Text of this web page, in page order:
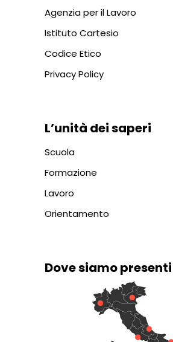
Agenzia per il Lavoro
Istituto Cartesio
Codice Etico
Privacy Policy
L’unità dei saperi
Scuola
Formazione
Lavoro
Orientamento
Dove siamo presenti